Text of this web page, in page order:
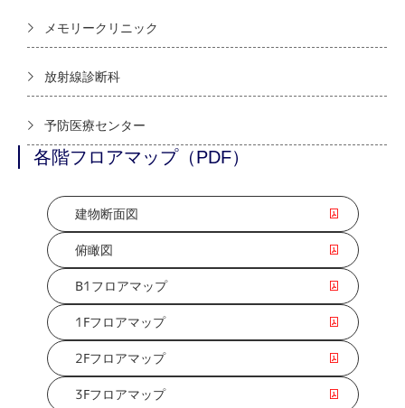
メモリークリニック
放射線診断科
予防医療センター
各階フロアマップ（PDF）
建物断面図
俯瞰図
B1フロアマップ
1Fフロアマップ
2Fフロアマップ
3Fフロアマップ